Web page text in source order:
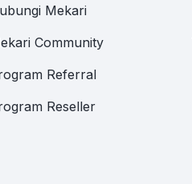
Mekari
Community
Referral
Reseller